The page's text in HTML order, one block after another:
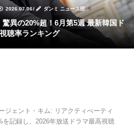
2026.07.06/ ダンミ ニュース部
聴率ランキング
ジェント・キム: リアクティべーティ
を記録し、2026年放送ドラマ最高視聴